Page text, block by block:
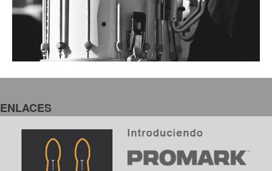
ENLACES